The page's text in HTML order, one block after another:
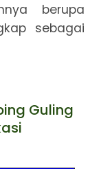
berupa
sebagai
Guling